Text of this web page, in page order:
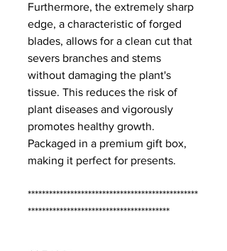
Furthermore, the extremely sharp
edge, a characteristic of forged
blades, allows for a clean cut that
severs branches and stems
without damaging the plant's
tissue. This reduces the risk of
plant diseases and vigorously
promotes healthy growth.
Packaged in a premium gift box,
making it perfect for presents.
************************************************
****************************************